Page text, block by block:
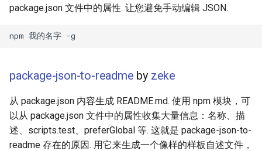
Service Workers
Redux
webpack
Vorpal
Funny Markov Chains
Bioinformatics
package.json 文件中的属性. 让您避免手动编辑 JSON.
package-json-to-readme by zeke
从 package.json 内容生成 README.md. 使用 npm 模块，可
以从 package.json 文件中的属性收集大量信息：名称、描
述、scripts.test、preferGlobal 等. 这就是 package-json-to-
readme 存在的原因. 用它来生成一个像样的样板自述文件，